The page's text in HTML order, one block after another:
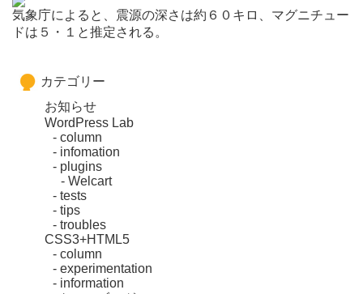
気象庁によると、震源の深さは約６０キロ、マグニチュー
ドは５・１と推定される。
カテゴリー
お知らせ
WordPress Lab
column
infomation
plugins
Welcart
tests
tips
troubles
CSS3+HTML5
column
experimentation
information